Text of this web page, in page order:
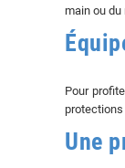
main ou
Pour
Une